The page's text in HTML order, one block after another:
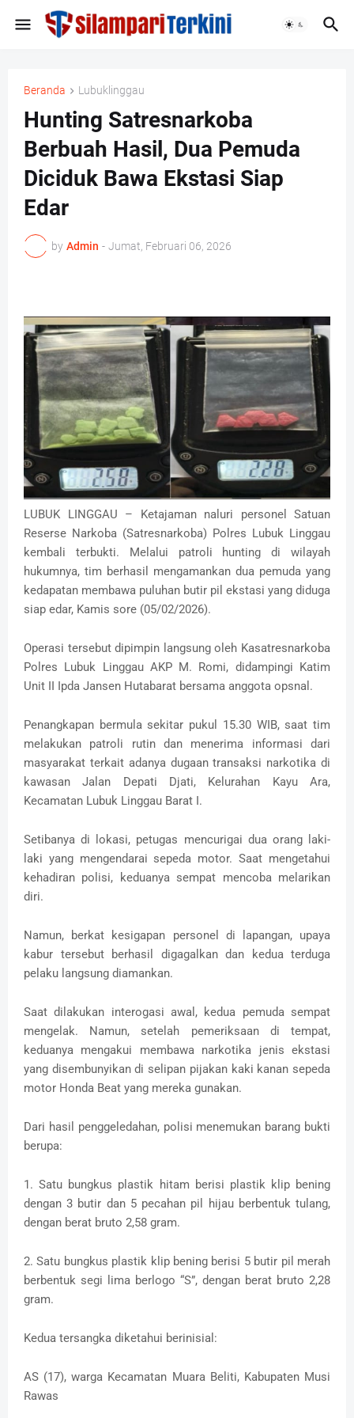
Beranda Lubuklinggau
Hunting Satresnarkoba
Berbuah Hasil, Dua Pemuda
Diciduk Bawa Ekstasi Siap
Edar
by Admin - Jumat, Februari 06, 2026
LUBUK LINGGAU – Ketajaman naluri personel Satuan
Reserse Narkoba (Satresnarkoba) Polres Lubuk Linggau
kembali terbukti. Melalui patroli hunting di wilayah
hukumnya, tim berhasil mengamankan dua pemuda yang
kedapatan membawa puluhan butir pil ekstasi yang diduga
siap edar, Kamis sore (05/02/2026).
Operasi tersebut dipimpin langsung oleh Kasatresnarkoba
Polres Lubuk Linggau AKP M. Romi, didampingi Katim
Unit II Ipda Jansen Hutabarat bersama anggota opsnal.
Penangkapan bermula sekitar pukul 15.30 WIB, saat tim
melakukan patroli rutin dan menerima informasi dari
masyarakat terkait adanya dugaan transaksi narkotika di
kawasan Jalan Depati Djati, Kelurahan Kayu Ara,
Kecamatan Lubuk Linggau Barat I.
Setibanya di lokasi, petugas mencurigai dua orang laki-
laki yang mengendarai sepeda motor. Saat mengetahui
kehadiran polisi, keduanya sempat mencoba melarikan
diri.
Namun, berkat kesigapan personel di lapangan, upaya
kabur tersebut berhasil digagalkan dan kedua terduga
pelaku langsung diamankan.
Saat dilakukan interogasi awal, kedua pemuda sempat
mengelak. Namun, setelah pemeriksaan di tempat,
keduanya mengakui membawa narkotika jenis ekstasi
yang disembunyikan di selipan pijakan kaki kanan sepeda
motor Honda Beat yang mereka gunakan.
Dari hasil penggeledahan, polisi menemukan barang bukti
berupa:
1. Satu bungkus plastik hitam berisi plastik klip bening
dengan 3 butir dan 5 pecahan pil hijau berbentuk tulang,
dengan berat bruto 2,58 gram.
2. Satu bungkus plastik klip bening berisi 5 butir pil merah
berbentuk segi lima berlogo “S”, dengan berat bruto 2,28
gram.
Kedua tersangka diketahui berinisial:
AS (17), warga Kecamatan Muara Beliti, Kabupaten Musi
Rawas